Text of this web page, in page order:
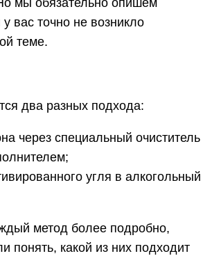
мы обязательно опишем
вас точно не возникло
теме.
два разных подхода:
через специальный очиститель
угля в алкогольный
метод более подробно,
понять, какой из них подходит